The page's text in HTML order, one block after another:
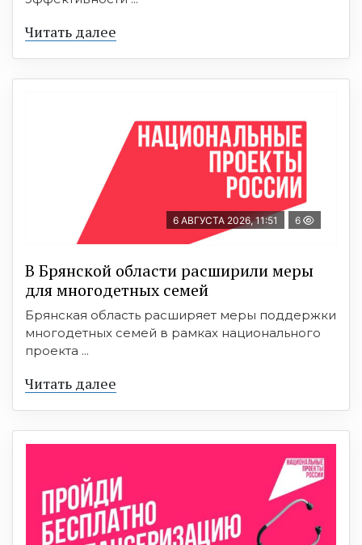
Читать далее
6 АВГУСТА 2026, 11:51 6
В Брянской области расширили меры
для многодетных семей
Брянская область расширяет меры поддержки
многодетных семей в рамках национального
проекта ...
Читать далее